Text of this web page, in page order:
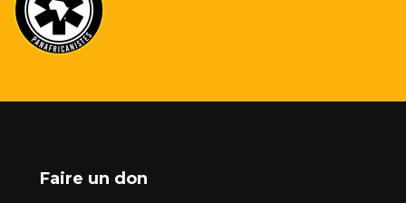
Faire un don